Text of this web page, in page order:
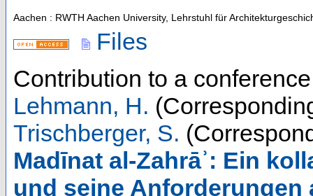
Aachen : RWTH Aachen University, Lehrstuhl für
Files
Contribution to a
Lehmann, H.
Trischberger, S.
Madīnat al-Zahrāʾ: Ein
und seine